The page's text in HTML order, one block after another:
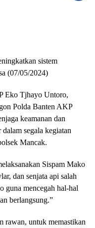
sistem
(07/05/2024)
Eko Tjhayo Untoro,
Polda Banten AKP
keamanan dan
segala kegiatan
Mancak.
Sispam Mako
dan senjata api salah
guna mencegah hal-hal
berlangsung.”
rawan, untuk memastikan